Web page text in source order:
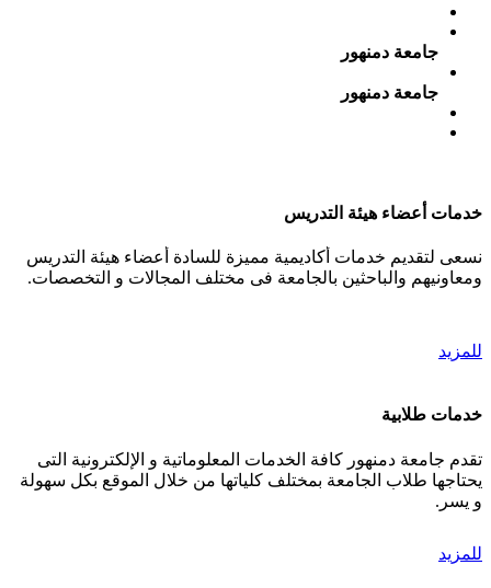
جامعة دمنهور
جامعة دمنهور
خدمات أعضاء هيئة التدريس
نسعى لتقديم خدمات أكاديمية مميزة للسادة أعضاء هيئة التدريس
ومعاونيهم والباحثين بالجامعة فى مختلف المجالات و التخصصات.
للمزيد
خدمات طلابية
تقدم جامعة دمنهور كافة الخدمات المعلوماتية و الإلكترونية التى
يحتاجها طلاب الجامعة بمختلف كلياتها من خلال الموقع بكل سهولة
و يسر.
للمزيد